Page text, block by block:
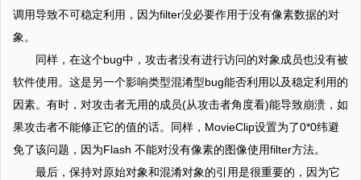
调用导致不可稳定利用，因为filter没必要作用于没有像素数据的对
象。
同样，在这个bug中，攻击者没有进行访问的对象成员也没有被
软件使用。这是另一个影响类型混淆型bug能否利用以及稳定利用的
因素。有时，对攻击者无用的成员(从攻击者角度看)能导致崩溃，如
果攻击者不能修正它的值的话。同样，MovieClip设置为了0*0纬避
免了该问题，因为Flash 不能对没有像素的图像使用filter方法。
最后，保持对原始对象和混淆对象的引用是很重要的，因为它